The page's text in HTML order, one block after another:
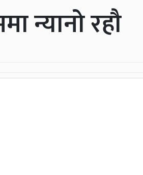
न्यानो रहौ